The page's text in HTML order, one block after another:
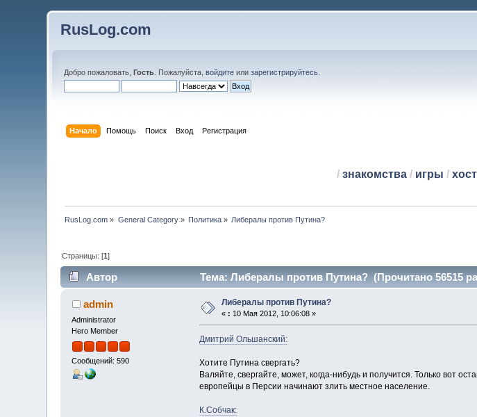
RusLog.com
Добро пожаловать,Гость . Пожалуйста,войдите илизарегистрируйтесь
Начало Помощь Поиск Вход Регистрация
/ знакомства/ игры /
RusLog.com » General Category» Политика » Либералы против Путина?
Страницы: [1]
Автор Тема: Либералы против Путина? (Прочитано 56515
admin
Administrator
Hero Member
Сообщений: 590
Либералы против Путина?
« : 10 Мая 2012, 10:06:08 »
Дмитрий Ольшанский:
Хотите Путина свергать?
Валяйте, свергайте, может, когда-нибудь и получится. Только вот
европейцы в Персии начинают злить местное население.
К.Собчак: